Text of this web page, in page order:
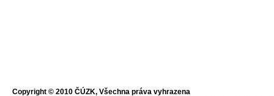
Copyright © 2010 ČÚZK, Všechna práva vyhrazena